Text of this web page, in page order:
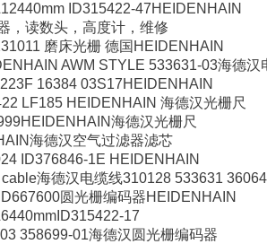
ID315422-47HEIDENHAIN
，读数头，高度计，维修
磨床光栅 德国HEIDENHAIN
AWM STYLE 533631-03海德汉
16384 03S17HEIDENHAIN
LF185 HEIDENHAIN 海德汉光栅尺
海德汉光栅尺
海德汉空气过滤器滤芯
ID376846-1E HEIDENHAIN
海德汉电缆线310128 533631
圆光栅编码器HEIDENHAIN
17
358699-01海德汉圆光栅编码器